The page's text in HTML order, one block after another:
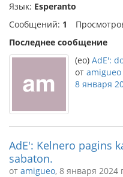
Язык: Esperanto
Сообщений: 1
Последнее сообщение
(eo) AdE':
от amigueo
8 января
AdE': Kelnero pagins
sabaton.
от amigueo, 8 января 2024